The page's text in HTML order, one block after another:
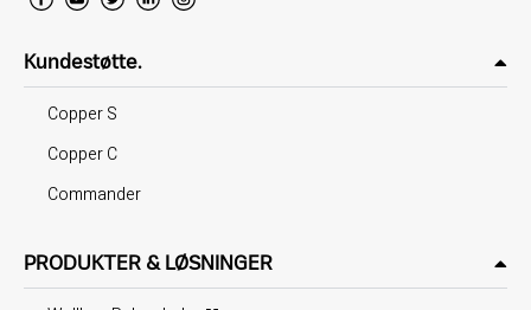
Kundestøtte.
Copper S
Copper C
Commander
PRODUKTER & LØSNINGER